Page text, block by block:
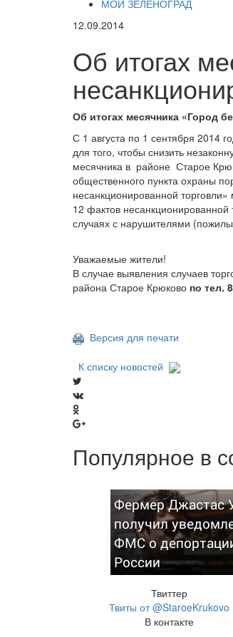
МОЙ ЗЕЛЕНОГРАД
12.09.2014
Об итогах
Об итогах месячника «Город
С 1 августа по 1 сентября 2014
для того, чтобы снизить
месячника в районе Старое
общественного пункта охраны
несанкционированной
12 фактов несанкционированной
случаях с нарушителями
Уважаемые жители!
В случае выявления случаев
района Старое Крюково по тел.
Версия для печати
К списку новостей
Популярное в
Фермер Джастас
получил
ФМС о
России
Твиттер
Твиты от @StaroeKrukovo
В контакте